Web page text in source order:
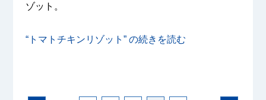
ゾット。
“トマトチキンリゾット” の続きを読む